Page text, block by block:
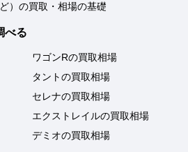
）の買取・相場の基礎
べる
ワゴンRの買取相場
タントの買取相場
セレナの買取相場
エクストレイルの買取相場
デミオの買取相場